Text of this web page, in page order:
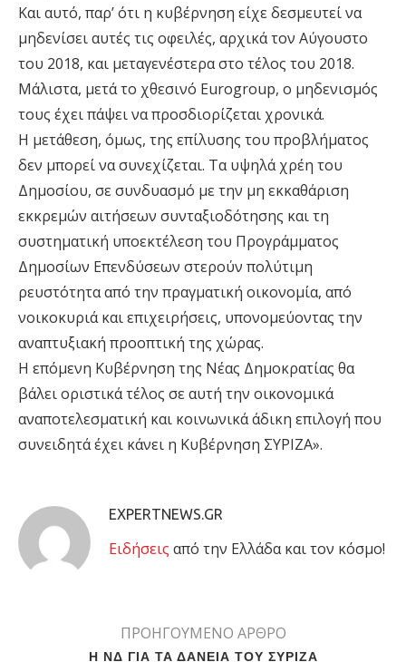
Και αυτό, παρ’ ότι η κυβέρνηση είχε δεσμευτεί να
μηδενίσει αυτές τις οφειλές, αρχικά τον Αύγουστο
του 2018, και μεταγενέστερα στο τέλος του 2018.
Μάλιστα, μετά το χθεσινό Eurogroup, ο μηδενισμός
τους έχει πάψει να προσδιορίζεται χρονικά.
Η μετάθεση, όμως, της επίλυσης του προβλήματος
δεν μπορεί να συνεχίζεται. Τα υψηλά χρέη του
Δημοσίου, σε συνδυασμό με την μη εκκαθάριση
εκκρεμών αιτήσεων συνταξιοδότησης και τη
συστηματική υποεκτέλεση του Προγράμματος
Δημοσίων Επενδύσεων στερούν πολύτιμη
ρευστότητα από την πραγματική οικονομία, από
νοικοκυριά και επιχειρήσεις, υπονομεύοντας την
αναπτυξιακή προοπτική της χώρας.
Η επόμενη Κυβέρνηση της Νέας Δημοκρατίας θα
βάλει οριστικά τέλος σε αυτή την οικονομικά
αναποτελεσματική και κοινωνικά άδικη επιλογή που
συνειδητά έχει κάνει η Κυβέρνηση ΣΥΡΙΖΑ».
EXPERTNEWS.GR
Eιδήσεις από την Ελλάδα και τον κόσμο!
ΠΡΟΗΓΟΥΜΕΝΟ ΑΡΘΡΟ
Η ΝΔ ΓΙΑ ΤΑ ΔΑΝΕΙΑ ΤΟΥ ΣΥΡΙΖΑ